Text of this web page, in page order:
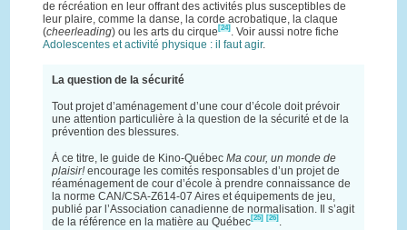
de récréation en leur offrant des activités plus susceptibles de
leur plaire, comme la danse, la corde acrobatique, la claque
(cheerleading) ou les arts du cirque [24] . Voir aussi notre fiche
Adolescentes et activité physique : il faut agir.
La question de la sécurité
Tout projet d’aménagement d’une cour d’école doit prévoir
une attention particulière à la question de la sécurité et de la
prévention des blessures.
À ce titre, le guide de Kino-Québec Ma cour, un monde de
plaisir!encourage les comités responsables d’un projet de
réaménagement de cour d’école à prendre connaissance de
la norme CAN/CSA-Z614-07 Aires et équipements de jeu,
publié par l’Association canadienne de normalisation. Il s’agit
de la référence en la matière au Québec[25] [26].